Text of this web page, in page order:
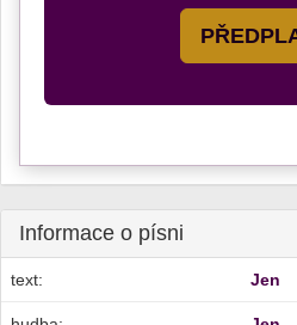
Informace o písni
text: Jen